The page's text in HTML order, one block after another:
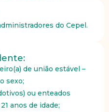
do Cepel.
de união estável –
sexo;
ou enteados
anos de idade;